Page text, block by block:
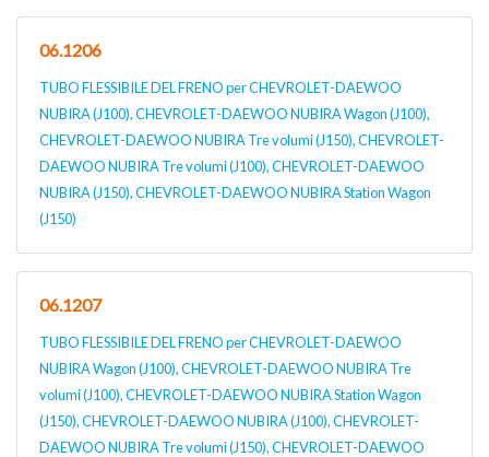
06.1206
TUBO FLESSIBILE DEL FRENO per CHEVROLET-DAEWOO
NUBIRA (J100), CHEVROLET-DAEWOO NUBIRA Wagon (J100),
CHEVROLET-DAEWOO NUBIRA Tre volumi (J150), CHEVROLET-
DAEWOO NUBIRA Tre volumi (J100), CHEVROLET-DAEWOO
NUBIRA (J150), CHEVROLET-DAEWOO NUBIRA Station Wagon
(J150)
06.1207
TUBO FLESSIBILE DEL FRENO per CHEVROLET-DAEWOO
NUBIRA Wagon (J100), CHEVROLET-DAEWOO NUBIRA Tre
volumi (J100), CHEVROLET-DAEWOO NUBIRA Station Wagon
(J150), CHEVROLET-DAEWOO NUBIRA (J100), CHEVROLET-
DAEWOO NUBIRA Tre volumi (J150), CHEVROLET-DAEWOO